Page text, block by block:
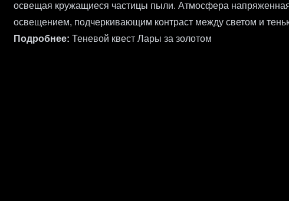
освещая кружащиеся частицы пыли. Атмосфера
освещением, подчеркивающим контраст между светом и
Подробнее: Теневой квест Лары за золотом